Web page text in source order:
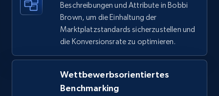
Amazon sellers info
Seller id, URL, Seller name, Description, Detailed
info, Stars, Feedbacks, Return policy, and more.
2.5K+ 378+ Jetzt anfangen
Beschreibungen und Attribute in Bobbi
Brown, um die Einhaltung der
Marktplatzstandards sicherzustellen und
die Konversionsrate zu optimieren.
Wettbewerbsorientiertes
Benchmarking